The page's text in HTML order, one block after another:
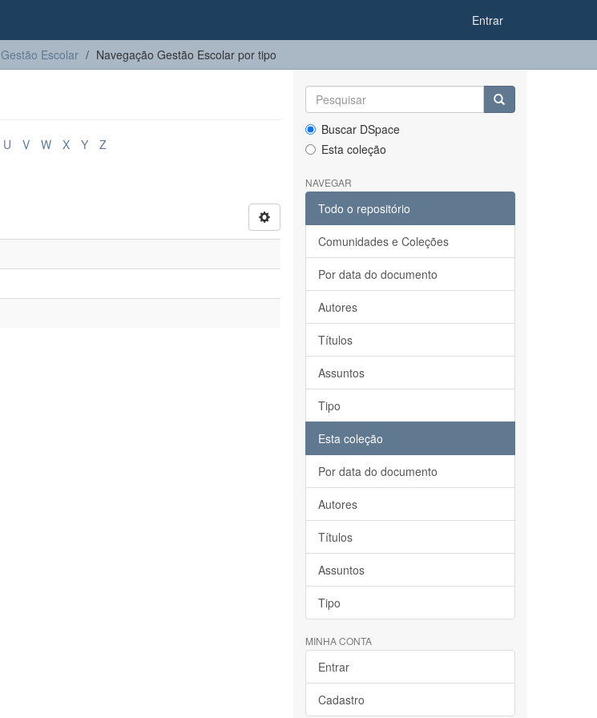
Entrar
Gestão Escolar Navegação Gestão Escolar por tipo
U V W X Y Z
Buscar DSpace
Esta coleção
NAVEGAR
Todo o repositório
Comunidades e Coleções
Por data do documento
Autores
Títulos
Assuntos
Tipo
Esta coleção
Por data do documento
Autores
Títulos
Assuntos
Tipo
MINHA CONTA
Entrar
Cadastro